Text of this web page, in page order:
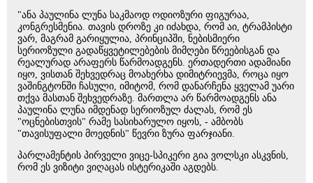
"ანა პაულინა ლუნა საკმაოდ ოდიოზური ფიგურაა,
კონგრესმენია. თავის დროზე კი იძახდა, რომ აი, ტრამპისტი
ვარ, მაგრამ გარიყულია, პრინციპში, ნებისმიერი
სერიოზული გადაწყვეტილებების მიმღები წრეებისგან და
რეალურად არაფერს წარმოადგენს. ერთადერთი ადამიანი
იყო, ვისთან შეხვედრაც მოახერხა დიმიტრიევმა, როცა იყო
ვაშინგტონში ჩასული, იმიტომ, რომ დანარჩენა ყველამ უარი
თქვა მასთან შეხვედრაზე. მართლა არ წარმოადგენს ანა
პაულინა ლუნა იმდენად სერიოზულ ძალას, რომ ეს
"ოცნებისთვის" რამე სასიხარულო იყოს, - ამბობს
"თავისუფალი მოედნის" წევრი ზურა ფარჯიანი.
პარლამენტის პირველი ვიცე-სპიკერი გია ვოლსკი ასკვნის,
რომ ეს ვიზიტი ვიღაცას ისტერიკაში აგდებს.